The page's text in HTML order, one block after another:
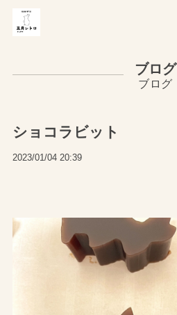
ブログ
ショコラビット
2023/01/04 20:39